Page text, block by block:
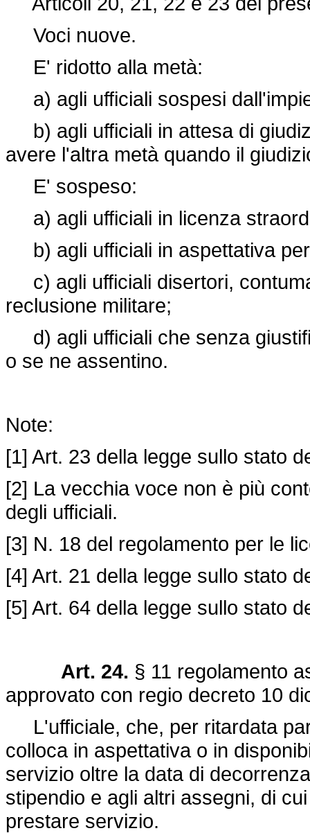
Voci nuove.
E' ridotto alla metà:
a) agli ufficiali sospesi
b) agli ufficiali in attesa di
avere l'altra metà quando il
E' sospeso:
a) agli ufficiali in licenza
b) agli ufficiali in aspettativa
c) agli ufficiali disertori,
reclusione militare;
d) agli ufficiali che senza
o se ne assentino.
Note:
[1] Art. 23 della legge sullo stato
[2] La vecchia voce non è più
degli ufficiali.
[3] N. 18 del regolamento per le
[4] Art. 21 della legge sullo stato
[5] Art. 64 della legge sullo stato
Art. 24. § 11 regolamento
approvato con regio decreto 10
L'ufficiale, che, per ritardata
colloca in aspettativa o in
servizio oltre la data di
stipendio e agli altri assegni, di
prestare servizio.